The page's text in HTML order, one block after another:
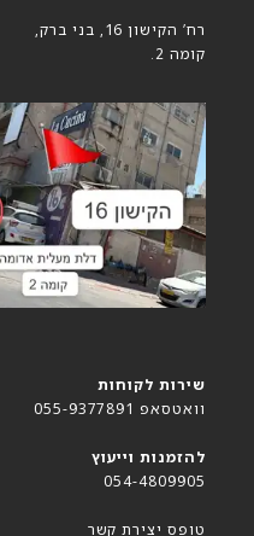
רח’ הקישון 16, בני ברק,
קומה 2.
שירות לקוחות
וואטסאפ 055-9377891
להזמנות וייעוץ
054-4809905
טופס יצירת קשר